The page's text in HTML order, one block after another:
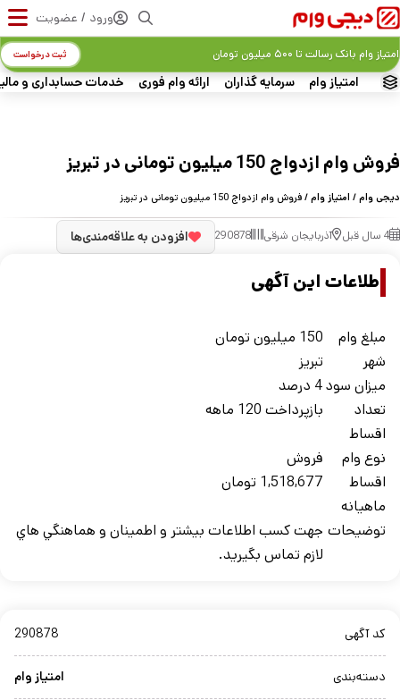
ورود / عضویت
امتیاز وام سرمایه گذاران ارائه وام فوری خدمات حسابداری و
امتیاز وام بانک رسالت تا ۵۰۰ میلیون تومان ثبت درخواست
فروش وام ازدواج 150 میلیون تومانی در تبریز
دیجی وام/ امتیاز وام/ فروش وام ازدواج 150 میلیون تومانی در تبریز
4 سال قبل آذربایجان شرقی 290878 افزودن به علاقه‌مندی‌ها
اطلاعات این آگهی
مبلغ وام
150 میلیون تومان
شهر
تبریز
ميزان سود4 درصد
تعداد
اقساط
بازپرداخت 120 ماهه
نوع وام
فروش
اقساط
ماهيانه
1,518,677 تومان
توضيحات جهت کسب اطلاعات بيشتر و اطمينان و هماهنگي هاي
لازم تماس بگيريد.
کد آگهی 290878
دسته‌بندی امتیاز وام